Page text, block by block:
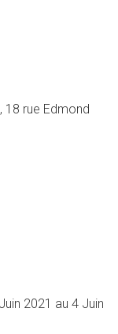
18 rue Edmond
2021 au 4 Juin